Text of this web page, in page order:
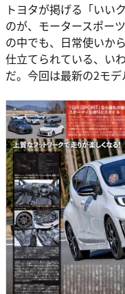
トヨタが掲げる「いい
のが、モータースポー
の中でも、日常使いか
仕立てられている、い
だ。今回は最新の2モデ